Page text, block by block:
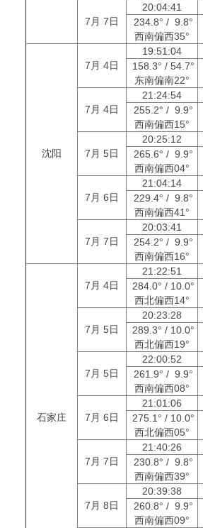
7月 7日
20:04:41
234.8° / 9.8°
西南偏西35°
沈阳
7月 4日
19:51:04
158.3° / 54.7°
东南偏南22°
7月 4日
21:24:54
255.2° / 9.9°
西南偏西15°
7月 5日
20:25:12
265.6° / 9.9°
西南偏西04°
7月 6日
21:04:14
229.4° / 9.8°
西南偏西41°
7月 7日
20:03:41
254.2° / 9.9°
西南偏西16°
石家庄
7月 4日
21:22:51
284.0° / 10.0°
西北偏西14°
7月 5日
20:23:28
289.3° / 10.0°
西北偏西19°
7月 5日
22:00:52
261.9° / 9.9°
西南偏西08°
7月 6日
21:01:06
275.1° / 10.0°
西北偏西05°
7月 7日
21:40:26
230.8° / 9.8°
西南偏西39°
7月 8日
20:39:38
260.8° / 9.9°
西南偏西09°